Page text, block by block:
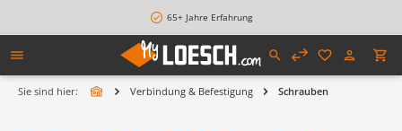
65+ Jahre Erfahrung
Sie sind hier: Verbindung & Befestigung Schrauben